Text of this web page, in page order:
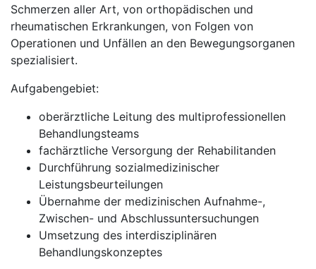
Schmerzen aller Art, von orthopädischen und
rheumatischen Erkrankungen, von Folgen von
Operationen und Unfällen an den Bewegungsorganen
spezialisiert.
Aufgabengebiet:
oberärztliche Leitung des multiprofessionellen
Behandlungsteams
fachärztliche Versorgung der Rehabilitanden
Durchführung sozialmedizinischer
Leistungsbeurteilungen
Übernahme der medizinischen Aufnahme-,
Zwischen- und Abschlussuntersuchungen
Umsetzung des interdisziplinären
Behandlungskonzeptes